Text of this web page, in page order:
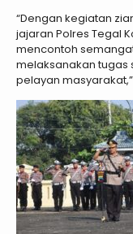
“Dengan kegiatan
jajaran Polres Tegal
mencontoh
melaksanakan
pelayan